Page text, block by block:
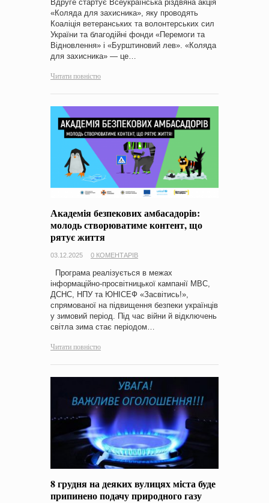
Вдруге стартує Всеукраїнська різдвяна акція
«Коляда для захисника», яку проводять
Коаліція ветеранських та волонтерських сил
України та благодійні фонди «Перемоги та
Відновлення» і «Бурштиновий лев». «Коляда
для захисника» — це…
Читати повністю
Академія безпекових амбасадорів:
молодь створюватиме контент, що
рятує життя
03.12.2025 0 КОМЕНТАРІВ
Програма реалізується в межах
інформаційно-просвітницької кампанії МВС,
ДСНС, НПУ та ЮНІСЕФ «Засвітись!»,
спрямованої на підвищення безпеки українців
у зимовий період. Під час війни й відключень
світла зима стає періодом…
Читати повністю
8 грудня на деяких вулицях міста буде
припинено подачу природного газу